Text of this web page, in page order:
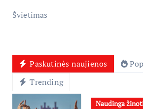
Švietimas
Paskutinės naujienos
Trending
Naudinga